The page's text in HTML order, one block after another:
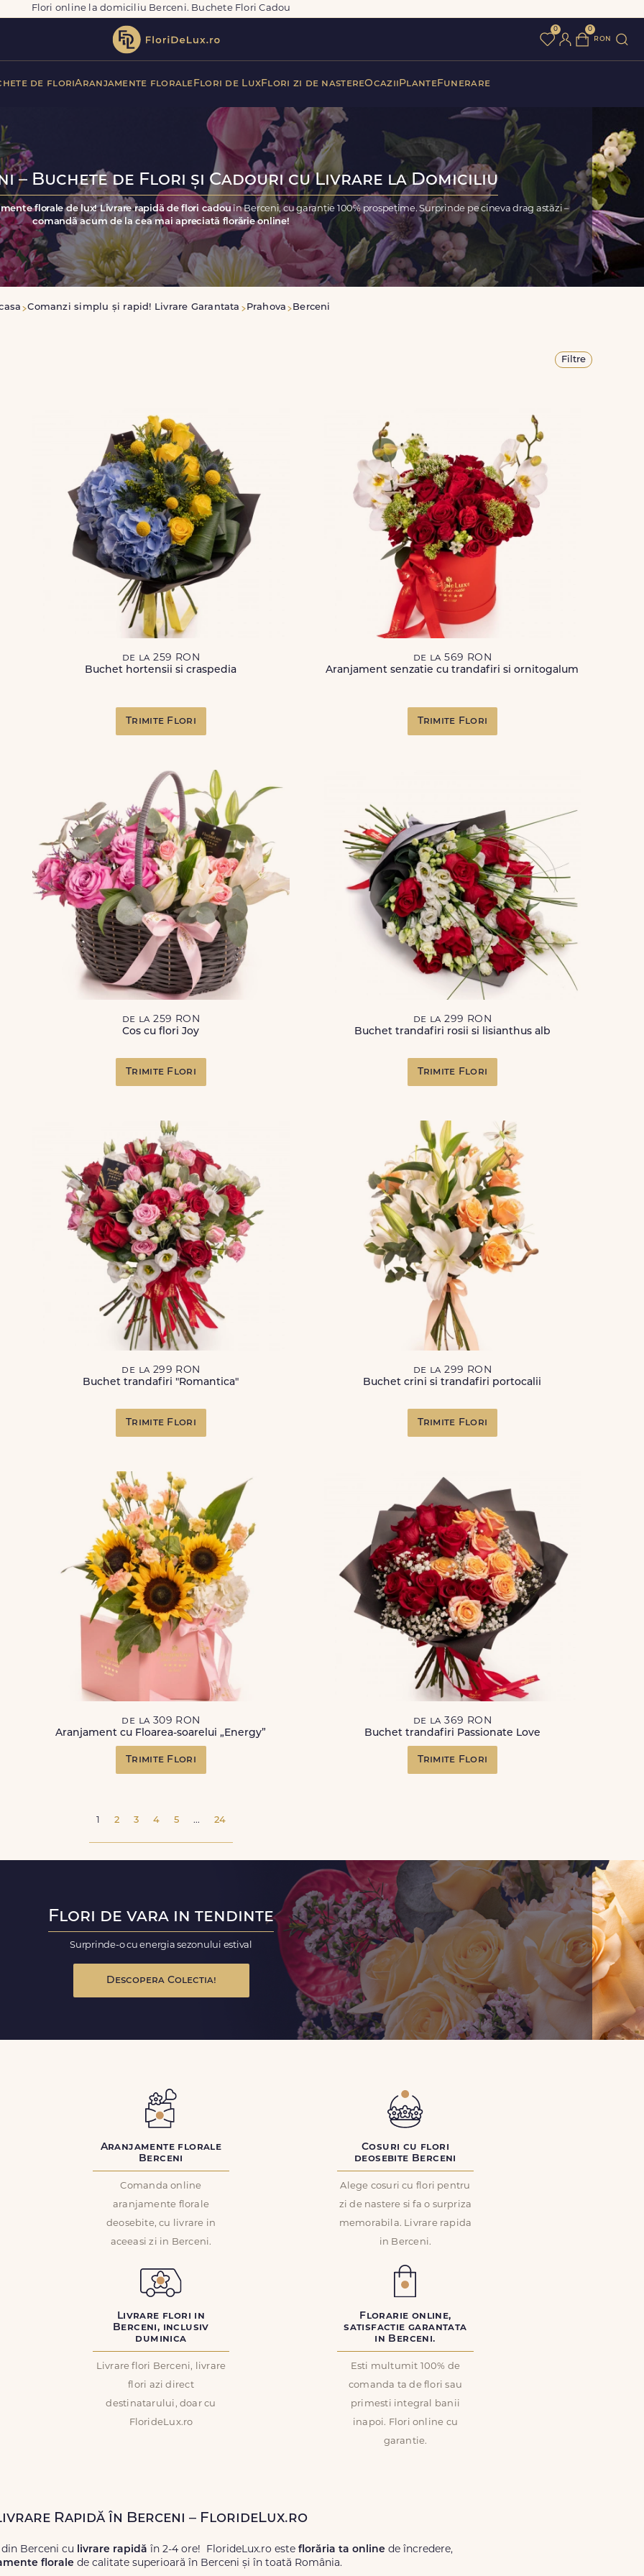
Flori online la domiciliu Berceni. Buchete Flori Cadou
0 0
ron
de floriAranjamente florale Flori de LuxFlori zi de nastereOcazii PlanteFunerare
– Buchete de Flori și Cadouri cu Livrare la Domiciliu
florale de lux! Livrare rapidă de flori cadou în Berceni, cu garanție 100% prospețime. Surprinde pe cineva drag astăzi –
comandă acum de la cea mai apreciată florărie online!
Comanzi simplu și rapid! Livrare Garantata Prahova Berceni
Filtre
de la 259 RON
Buchet hortensii si craspedia
Trimite Flori
de la 569 RON
Aranjament senzatie cu trandafiri si ornitogalum
Trimite Flori
de la 259 RON
Cos cu flori Joy
Trimite Flori
de la 299 RON
Buchet trandafiri rosii si lisianthus alb
Trimite Flori
de la 299 RON
Buchet trandafiri "Romantica"
Trimite Flori
de la 299 RON
Buchet crini si trandafiri portocalii
Trimite Flori
de la 309 RON
Aranjament cu Floarea-soarelui „Energy”
Trimite Flori
de la 369 RON
Buchet trandafiri Passionate Love
Trimite Flori
1 2 3 4 5 ... 24
Flori de vara in tendinte
Surprinde-o cu energia sezonului estival
Descopera Colectia!
Aranjamente florale
Berceni
Comanda online
aranjamente florale
deosebite, cu livrare in
aceeasi zi in Berceni.
Cosuri cu flori
deosebite Berceni
Alege cosuri cu flori pentru
zi de nastere si fa o surpriza
memorabila. Livrare rapida
in Berceni.
Livrare flori in
Berceni, inclusiv
duminica
Livrare flori Berceni, livrare
flori azi direct
destinatarului, doar cu
FlorideLux.ro
Florarie online,
satisfactie garantata
in Berceni.
Esti multumit 100% de
comanda ta de flori sau
primesti integral banii
inapoi. Flori online cu
garantie.
Rapidă în Berceni – FlorideLux.ro
Berceni cu livrare rapidă în 2-4 ore! FlorideLux.ro este florăria ta online de încredere,
florale de calitate superioară în Berceni și în toată România.